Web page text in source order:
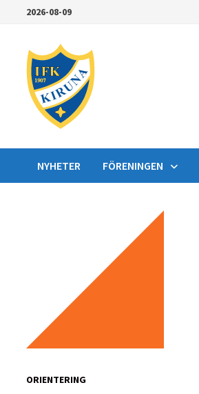
Hoppa
innehåll
2026-08-09
NYHETER FÖRENINGEN
ORIENTERING